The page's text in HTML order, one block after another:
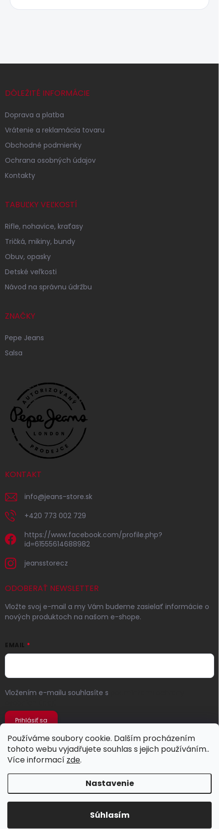
Používáme soubory cookie. Dalším procházením
tohoto webu vyjadřujete souhlas s jejich používáním..
Více informací zde.
Nastavenie
Súhlasím
pDÔLEŽITÉ INFORMÁCIE
Doprava a platba
Vrátenie a reklamácia tovaru
Obchodné podmienky
Ochrana osobných údajov
Kontakty
TABUĽKY VEĽKOSTÍ
Rifle, nohavice, kraťasy
Tričká, mikiny, bundy
Obuv, opasky
Detské veľkosti
Návod na správnu údržbu
ZNAČKY
Pepe Jeans
Salsa
KONTAKT
info@jeans-store.sk
+420 773 002 729
https://www.facebook.com/profile.php?
id=61555614688982
jeansstorecz
ODOBERAŤ NEWSLETTER
Vložte svoj e-mail a my Vám budeme zasielať informácie o
nových produktoch na našom e-shope.
EMAIL
Vložením e-mailu souhlasíte s
Prihlásiť sa
Jeans Store . Všetky práva vyhradené.